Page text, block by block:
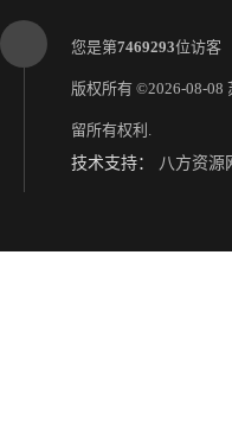
您是第7469293位访客
版权所有 ©2026-08-08
留所有权利.
技术支持： 八方资源